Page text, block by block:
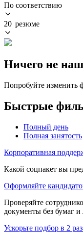
По соответствию
20 резюме
Ничего не
Попробуйте изменить
Быстрые
Полный день
Полная занятость
Корпоративная
Какой соцпакет вы
Оформляйте
Проверяйте
документы без бумаг
Ускорьте подбор в 2